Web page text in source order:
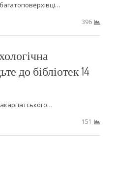
396
до бібліотек 14
151